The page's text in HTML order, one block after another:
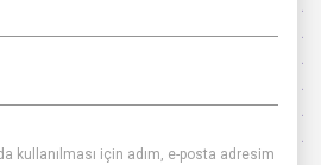
kullanılması için adım, e-posta adresim